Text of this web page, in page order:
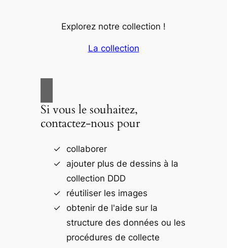
Explorez notre collection !
La collection
Si vous le souhaitez,
contactez-nous pour
collaborer
ajouter plus de dessins à la
collection DDD
réutiliser les images
obtenir de l'aide sur la
structure des données ou les
procédures de collecte